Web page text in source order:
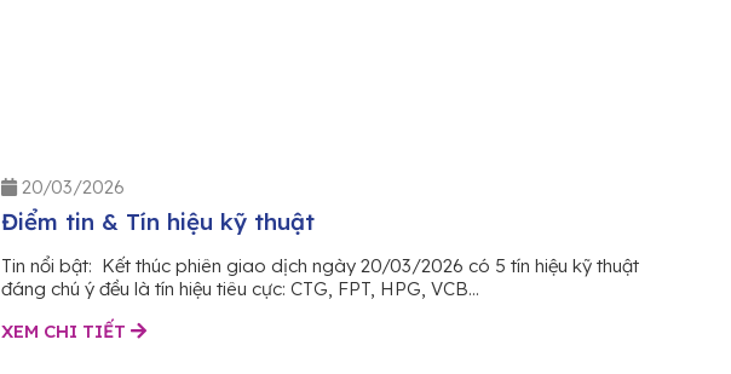
20/03/2026
Điểm tin & Tín hiệu kỹ thuật
Tin nổi bật: Kết thúc phiên giao dịch ngày 20/03/2026 có 5 tín hiệu kỹ thuật
đáng chú ý đều là tín hiệu tiêu cực: CTG, FPT, HPG, VCB...
XEM CHI TIẾT